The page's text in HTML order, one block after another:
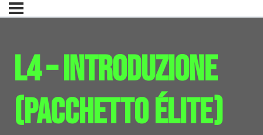
L4 – Introduzione
(Pacchetto Élite)